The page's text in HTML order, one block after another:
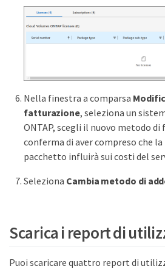
Nella finestra a comparsa
fatturazione, seleziona un
ONTAP, scegli il nuovo metodo
conferma di aver compreso che
pacchetto influirà sui costi del
Seleziona Cambia metodo di
Scarica i report di
Puoi scaricare quattro report di